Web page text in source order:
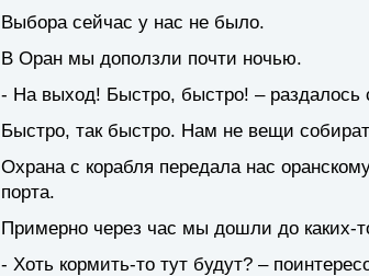
Выбора сейчас у нас не было.
В Оран мы доползли почти ночью.
- На выход! Быстро, быстро! – раздалось
Быстро, так быстро. Нам не вещи
Охрана с корабля передала нас
порта.
Примерно через час мы дошли до каких-
- Хоть кормить-то тут будут? –